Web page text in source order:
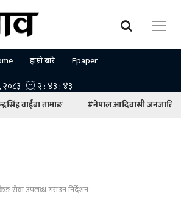
हाम्रो बारे Epaper
वाईबा तामाङ #नेपाल आदिवासी जनजाति
सेवा उपलब्ध गराउन निर्देशन